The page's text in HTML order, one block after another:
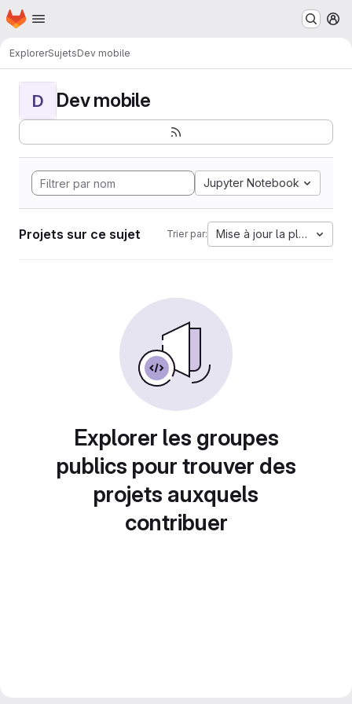
Passer au contenu principal
Page d'accueil
ExplorerSujetsDev mobile
D Dev mobile
Jupyter Notebook
Projets sur ce sujet Trier par: Mise à jour la plus
Explorer les groupes
publics pour trouver des
projets auxquels
contribuer